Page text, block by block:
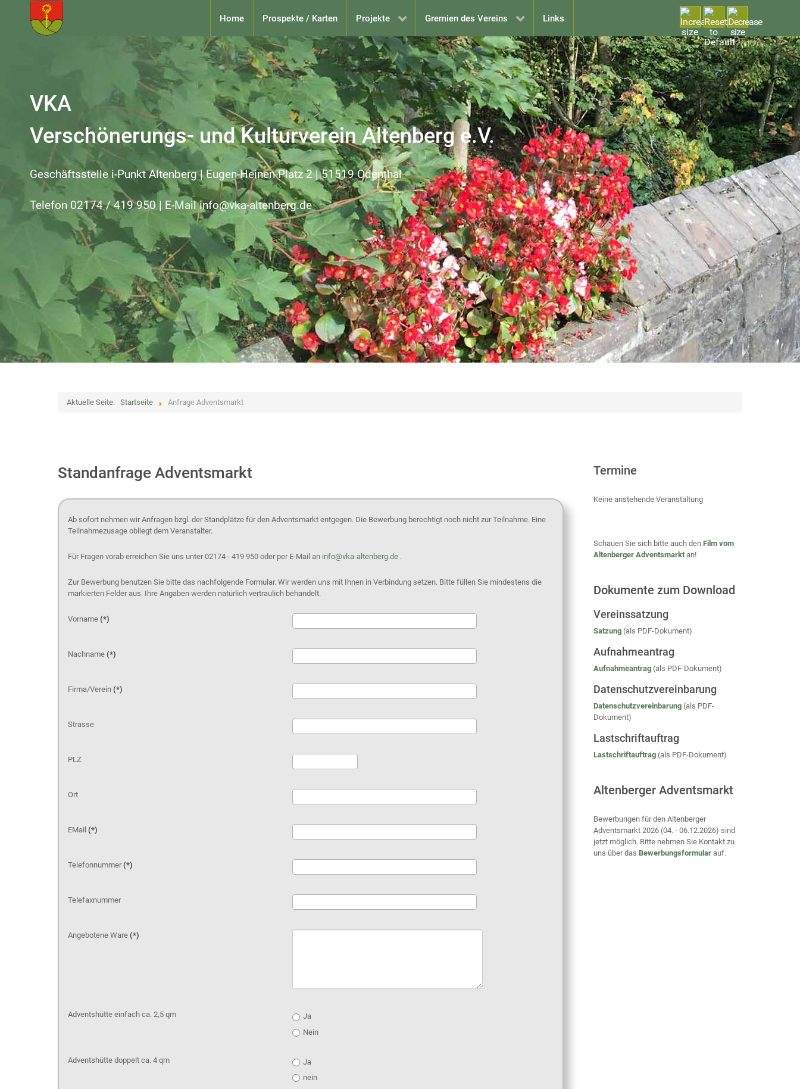
Home Prospekte / Karten Projekte Gremien des Vereins Links
VKA
Verschönerungs- und Kulturverein Altenberg e.V.
Geschäftsstelle i-Punkt Altenberg | Eugen-Heinen-Platz 2 | 51519 Odenthal
Telefon 02174 / 419 950 | E-Mail info@vka-altenberg.de
Aktuelle Seite: Startseite Anfrage Adventsmarkt
Standanfrage Adventsmarkt
Ab sofort nehmen wir Anfragen bzgl. der Standplätze für den Adventsmarkt entgegen. Die Bewerbung berechtigt noch nicht zur Teilnahme. Eine
Teilnahmezusage obliegt dem Veranstalter.
Für Fragen vorab erreichen Sie uns unter 02174 - 419 950 oder per E-Mail an info@vka-altenberg.de .
Zur Bewerbung benutzen Sie bitte das nachfolgende Formular. Wir werden uns mit Ihnen in Verbindung setzen. Bitte füllen Sie mindestens die
markierten Felder aus. Ihre Angaben werden natürlich vertraulich behandelt.
Vorname (*)
Nachname (*)
Firma/Verein (*)
Strasse
PLZ
Ort
EMail (*)
Telefonnummer (*)
Telefaxnummer
Angebotene Ware (*)
Adventshütte einfach ca. 2,5 qm
Ja
Nein
Adventshütte doppelt ca. 4 qm
Ja
nein
Termine
Keine anstehende Veranstaltung
Schauen Sie sich bitte auch den Film vom
Altenberger Adventsmarkt an!
Dokumente zum Download
Vereinssatzung
Satzung (als PDF-Dokument)
Aufnahmeantrag
Aufnahmeantrag (als PDF-Dokument)
Datenschutzvereinbarung
Datenschutzvereinbarung (als PDF-
Dokument)
Lastschriftauftrag
Lastschriftauftrag (als PDF-Dokument)
Altenberger Adventsmarkt
Bewerbungen für den Altenberger
Adventsmarkt 2026 (04. - 06.12.2026) sind
jetzt möglich. Bitte nehmen Sie Kontakt zu
uns über das Bewerbungsformular auf.